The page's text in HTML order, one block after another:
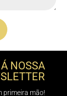
Á NOSSA
primeira mão!